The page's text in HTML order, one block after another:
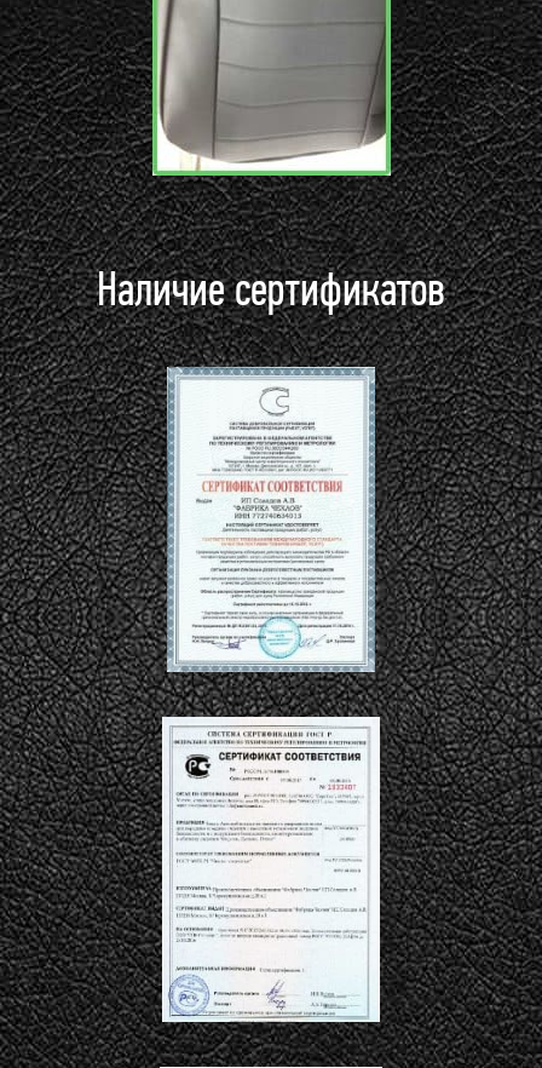
Наличие сертификатов